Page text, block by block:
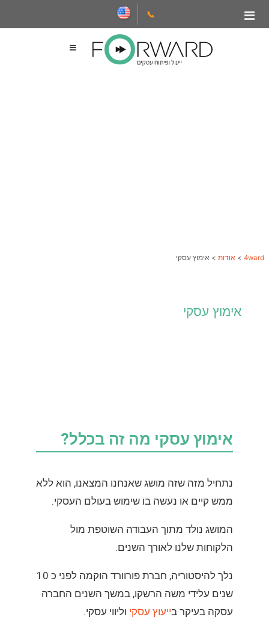
📞
4ward
> אודות > אימוץ עסקי
אימוץ עסקי
אימוץ עסקי מה זה בכלל?
נתחיל מזה שזה מושג שאנחנו המצאנו, הוא ללא
ממש קיים או נעשה בו שימוש בעולם העסקי.
המושג נולד מתוך העבודה השוטפת מול
הלקוחות שלנו לאורך השנים.
נלך להיסטוריה, חברת פורוורד הוקמה לפני כ 10
שנים עלידי משה הרשקו, במשך השנים החברה
עסקה בעיקר בייעוץ עסקי וליווי עסקי.